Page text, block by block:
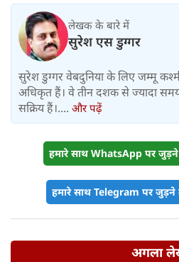
लेखक के बारे में
सुरेश एस डुग्गर
सुरेश डुग्गर वेबदुनिया के लिए जम्मू
अधिकृत हैं। वे तीन दशक से ज्यादा समय
सक्रिय हैं।.... और पढ़ें
हमारे साथ WhatsApp पर
हमारे साथ Telegram पर
अगला